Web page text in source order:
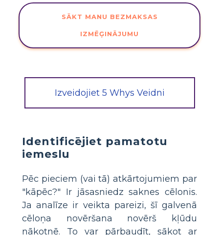
SĀKT MANU BEZMAKSAS
IZMĒĢINĀJUMU
Izveidojiet 5 Whys Veidni
Identificējiet pamatotu
iemeslu
Pēc pieciem (vai tā) atkārtojumiem par
"kāpēc?" Ir jāsasniedz saknes cēlonis.
Ja analīze ir veikta pareizi, šī galvenā
cēloņa novēršana novērš kļūdu
nākotnē. To var pārbaudīt, sākot ar